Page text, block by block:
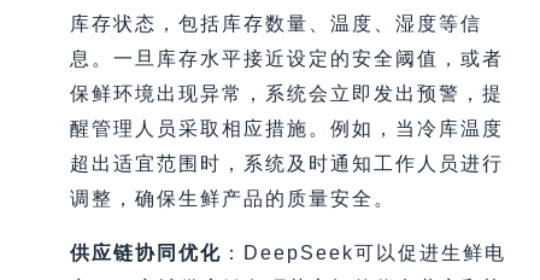
库存状态，包括库存数量、温度、湿度等信
息。一旦库存水平接近设定的安全阈值，或者
保鲜环境出现异常，系统会立即发出预警，提
醒管理人员采取相应措施。例如，当冷库温度
超出适宜范围时，系统及时通知工作人员进行
调整，确保生鲜产品的质量安全。
供应链协同优化 ：DeepSeek可以促进生鲜电